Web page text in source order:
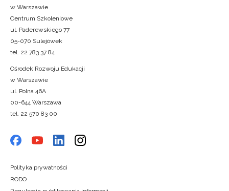
w Warszawie
Centrum Szkoleniowe
ul. Paderewskiego 77
05-070 Sulejówek
tel. 22 783 37 84
Ośrodek Rozwoju Edukacji
w Warszawie
ul. Polna 46A
00-644 Warszawa
tel. 22 570 83 00
Polityka prywatności
RODO